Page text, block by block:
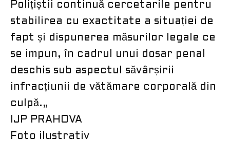
Polițiștii continuă cercetarile pentru
stabilirea cu exactitate a situației de
fapt și dispunerea măsurilor legale ce
se impun, în cadrul unui dosar penal
deschis sub aspectul săvârșirii
infracțiunii de vătămare corporală din
culpă.„
IJP PRAHOVA
Foto ilustrativ